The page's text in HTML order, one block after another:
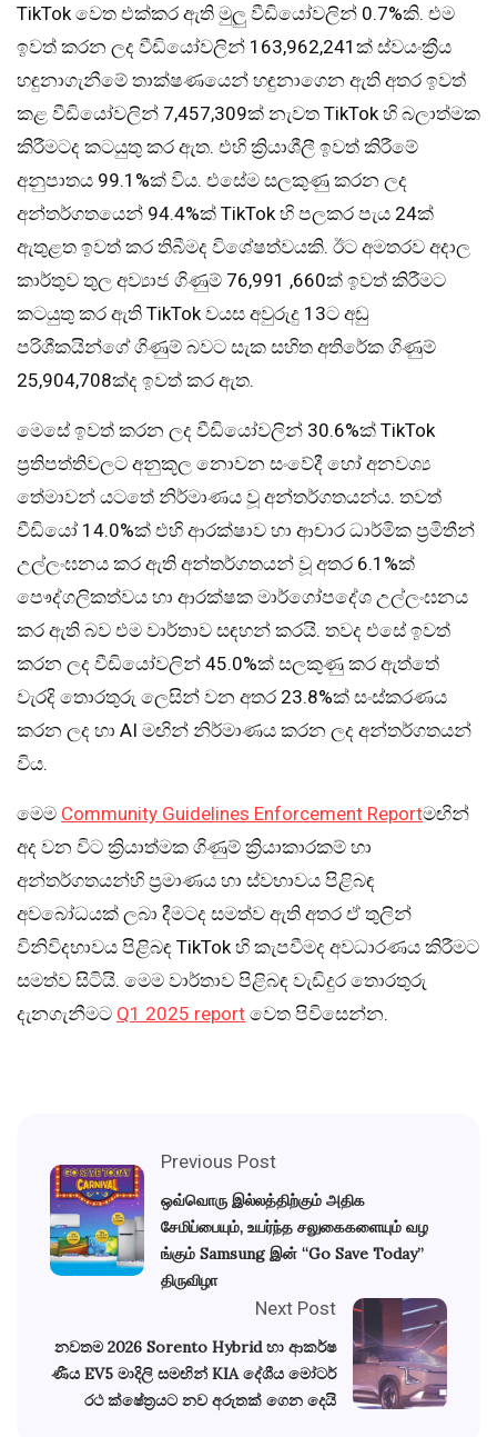
TikTok වෙත එක්කර ඇති මුලු වීඩියෝවලින් 0.7%කි. එම
ඉවත් කරන ලද වීඩියෝවලින් 163,962,241ක් ස්වයංක්‍රීය
හඳුනාගැනීමේ තාක්ෂණයෙන් හඳුනාගෙන ඇති අතර ඉවත්
කළ වීඩියෝවලින් 7,457,309ක් නැවත TikTok හි බලාත්මක
කිරීමටද කටයුතු කර ඇත. එහි ක්‍රියාශීලී ඉවත් කිරීමේ
අනුපාතය 99.1%ක් විය. එසේම සලකුණු කරන ලද
අන්තර්ගතයෙන් 94.4%ක් TikTok හි පලකර පැය 24ක්
ඇතුළත ඉවත් කර තිබීමද විශේෂත්වයකි. ඊට අමතරව අදාල
කාර්තුව තුල අව්‍යාජ ගිණුම් 76,991 ,660ක් ඉවත් කිරීමට
කටයුතු කර ඇති TikTok වයස අවුරුදු 13ට අඩු
පරිශීකයින්ගේ ගිණුම් බවට සැක සහිත අතිරේක ගිණුම්
25,904,708ක්ද ඉවත් කර ඇත.
මෙසේ ඉවත් කරන ලද වීඩියෝවලින් 30.6%ක් TikTok
ප්‍රතිපත්තිවලට අනුකූල නොවන සංවේදී හෝ අනවශ්‍ය
තේමාවන් යටතේ නිර්මාණය වූ අන්තර්ගතයන්ය. තවත්
වීඩියෝ 14.0%ක් එහි ආරක්ෂාව හා ආචාර ධාර්මික ප්‍රමිතීන්
උල්ලංඝනය කර ඇති අන්තර්ගතයන් වූ අතර 6.1%ක්
පෞද්ගලිකත්වය හා ආරක්ෂක මාර්ගෝපදේශ උල්ලංඝනය
කර ඇති බව එම වාර්තාව සඳහන් කරයි. තවද එසේ ඉවත්
කරන ලද වීඩියෝවලින් 45.0%ක් සලකුණු කර ඇත්තේ
වැරදි තොරතුරු ලෙසින් වන අතර 23.8%ක් සංස්කරණය
කරන ලද හා AI මඟින් නිර්මාණය කරන ලද අන්තර්ගතයන්
විය.
මෙම Community Guidelines Enforcement Reportමඟින්
අද වන විට ක්‍රියාත්මක ගිණුම් ක්‍රියාකාරකම් හා
අන්තර්ගතයන්හි ප්‍රමාණය හා ස්වභාවය පිළිබඳ
අවබෝධයක් ලබා දීමටද සමත්ව ඇති අතර ඒ තුලින්
විනිවිදභාවය පිළිබඳ TikTok හි කැපවීමද අවධාරණය කිරීමට
සමත්ව සිටියි. මෙම වාර්තාව පිළිබඳ වැඩිදුර තොරතුරු
දැනගැනීමට Q1 2025 report වෙත පිවිසෙන්න.
Previous Post
ஒவ்வொரு இல்லத்திற்கும் அதிக
சேமிப்பையும், உயர்ந்த சலுகைகளையும் வழ
ங்கும் Samsung இன் “Go Save Today”
திருவிழா
Next Post
නවතම 2026 Sorento Hybrid හා ආකර්ෂ
ණීය EV5 මාදිලි සමඟින් KIA දේශීය මෝටර්
රථ ක්ෂේත්‍රයට නව අරුතක් ගෙන දෙයි